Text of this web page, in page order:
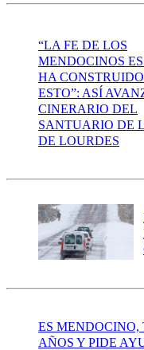
“LA FE DE LOS
MENDOCINOS
HA
ESTO”: ASÍ
CINERARIO DEL
SANTUARIO DE
DE LOURDES
ES MENDOCINO,
AÑOS Y PIDE